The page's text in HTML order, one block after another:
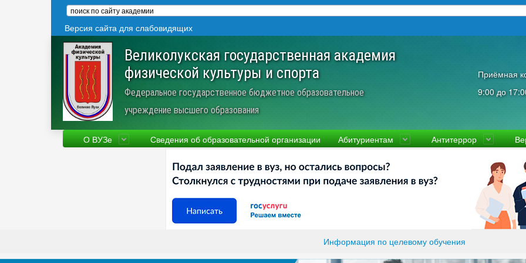
Версия сайта для слабовидящих
Великолукская государственная академия
физической культуры и спорта
Федеральное государственное бюджетное образовательное
учреждение высшего образования
Приёмная
9:00 до
О ВУЗе
Сведения об образовательной
Факультеты
Руководство
Преподаватели и сотрудники
Научная деятельность
Противодействие коррупции Прочие документы
Сведения об образовательной организации Абитуриентам
Приемная комиссия
Стоимость
Антитеррор
Правовая
Информация
Информация по целевому обучения